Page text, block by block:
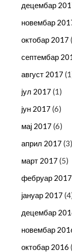
децембар
новембар
октобар 2017
септембар
август 2017
јул 2017 (1)
јун 2017 (6)
мај 2017 (6)
април 2017 (3)
март 2017 (5)
фебруар 2017
јануар 2017
децембар
новембар
октобар 2016